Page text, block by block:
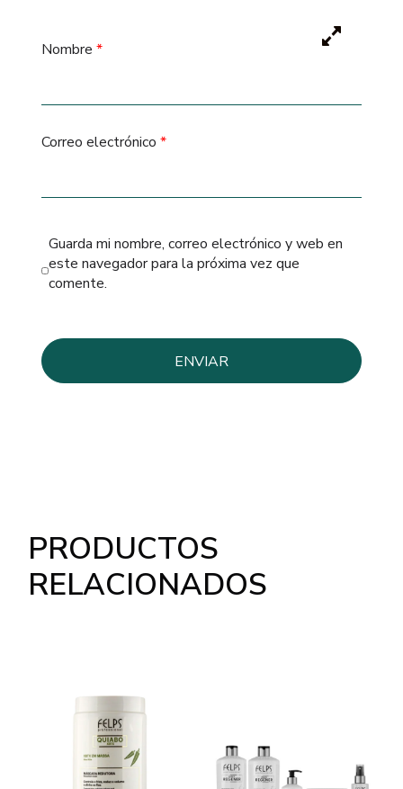
Nombre *
Correo electrónico *
Guarda mi nombre, correo electrónico y web en
este navegador para la próxima vez que
comente.
PRODUCTOS
RELACIONADOS